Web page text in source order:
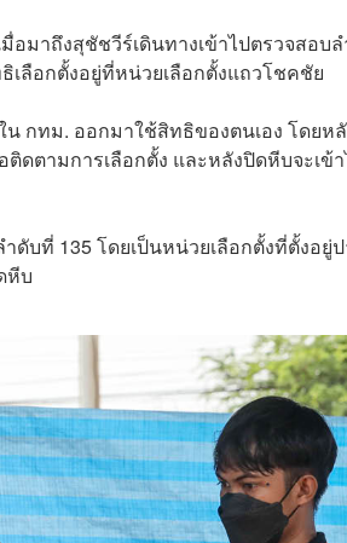
มาถึงสุชัชวีร์เดินทางเข้าไปตรวจสอบ
ลือกตั้งอยู่ที่หน่วยเลือกตั้งแถวโชคชัย
กทม. ออกมาใช้สิทธิของตนเอง โดยห
ดตามการเลือกตั้ง และหลังปิดหีบจะเข้
บที่ 135 โดยเป็นหน่วยเลือกตั้งที่ตั้งอยู่
หีบ